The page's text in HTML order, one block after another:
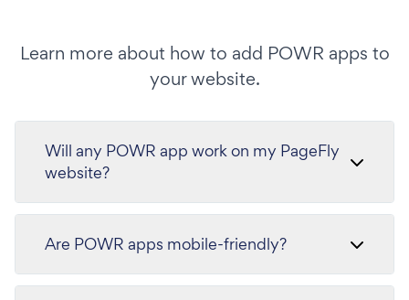
Learn more about how to add POWR apps to
your website.
Will any POWR app work on my PageFly
website?
Are POWR apps mobile-friendly?